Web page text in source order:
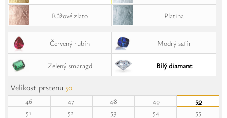
GLI oceňování
Kontakt
Růžové zlato Platina
Červený rubín Modrý safír
Zelený smaragd Bílý diamant
Velikost prstenu 50
46 47 48 49
50
51
52 53 54
55